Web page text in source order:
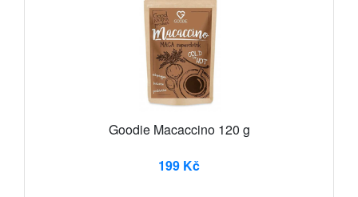
Goodie Macaccino 120 g
199 Kč